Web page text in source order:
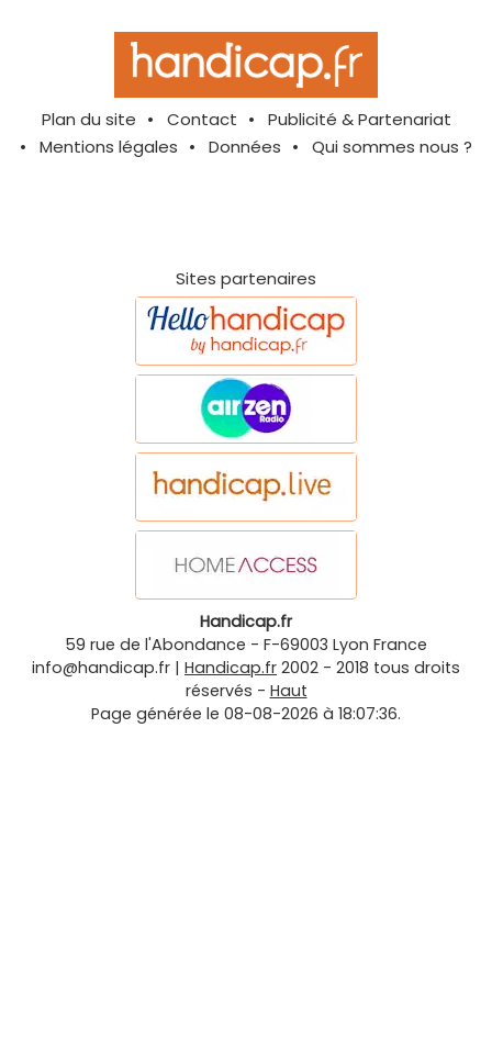
Plan du site Contact
Publicité & Partenariat
Mentions légales
Données Qui sommes nous ?
Sites partenaires
Handicap.fr
59 rue de l'Abondance - F-69003 Lyon France
info@handicap.fr | Handicap.fr 2002 - 2018 tous droits
réservés - Haut
Page générée le 08-08-2026 à 18:07:36.